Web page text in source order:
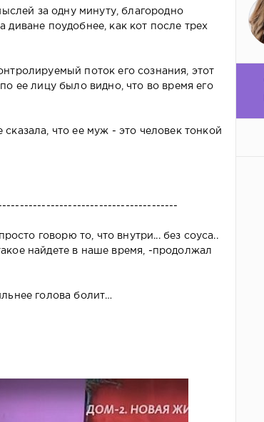
за одну минуту, благородно
поудобнее, как кот после трех
поток его сознания, этот
ее лицу было видно, что во время его
что ее муж - это человек тонкой
говорю то, что внутри... без соуса..
найдете в наше время, -продолжал
голова болит…